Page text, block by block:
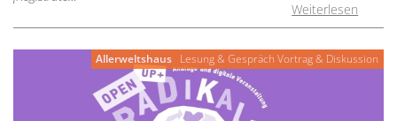
Weiterlesen
Allerweltshaus Lesung & Gespräch Vortrag & Diskussion